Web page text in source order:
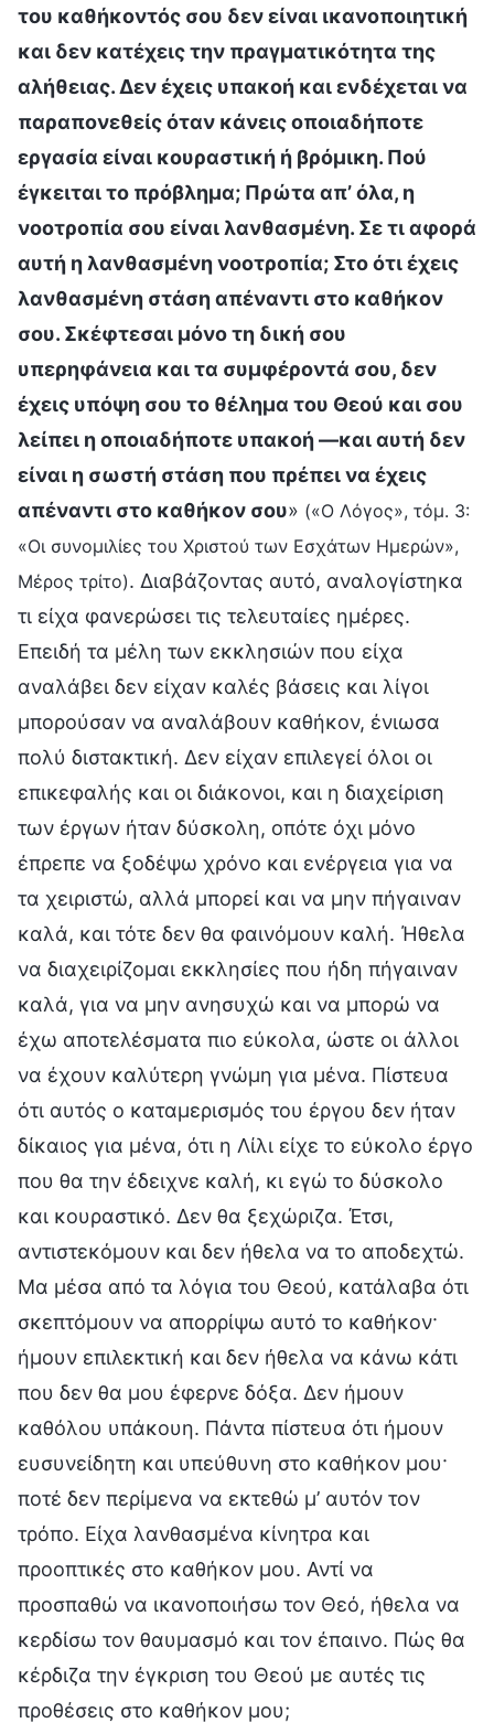
του καθήκοντός σου δεν είναι ικανοποιητική
και δεν κατέχεις την πραγματικότητα της
αλήθειας. Δεν έχεις υπακοή και ενδέχεται να
παραπονεθείς όταν κάνεις οποιαδήποτε
εργασία είναι κουραστική ή βρόμικη. Πού
έγκειται το πρόβλημα; Πρώτα απ’ όλα, η
νοοτροπία σου είναι λανθασμένη. Σε τι αφορά
αυτή η λανθασμένη νοοτροπία; Στο ότι έχεις
λανθασμένη στάση απέναντι στο καθήκον
σου. Σκέφτεσαι μόνο τη δική σου
υπερηφάνεια και τα συμφέροντά σου, δεν
έχεις υπόψη σου το θέλημα του Θεού και σου
λείπει η οποιαδήποτε υπακοή —και αυτή δεν
είναι η σωστή στάση που πρέπει να έχεις
απέναντι στο καθήκον σου» («Ο Λόγος», τόμ. 3:
«Οι συνομιλίες του Χριστού των Εσχάτων Ημερών»,
Μέρος τρίτο). Διαβάζοντας αυτό, αναλογίστηκα
τι είχα φανερώσει τις τελευταίες ημέρες.
Επειδή τα μέλη των εκκλησιών που είχα
αναλάβει δεν είχαν καλές βάσεις και λίγοι
μπορούσαν να αναλάβουν καθήκον, ένιωσα
πολύ διστακτική. Δεν είχαν επιλεγεί όλοι οι
επικεφαλής και οι διάκονοι, και η διαχείριση
των έργων ήταν δύσκολη, οπότε όχι μόνο
έπρεπε να ξοδέψω χρόνο και ενέργεια για να
τα χειριστώ, αλλά μπορεί και να μην πήγαιναν
καλά, και τότε δεν θα φαινόμουν καλή. Ήθελα
να διαχειρίζομαι εκκλησίες που ήδη πήγαιναν
καλά, για να μην ανησυχώ και να μπορώ να
έχω αποτελέσματα πιο εύκολα, ώστε οι άλλοι
να έχουν καλύτερη γνώμη για μένα. Πίστευα
ότι αυτός ο καταμερισμός του έργου δεν ήταν
δίκαιος για μένα, ότι η Λίλι είχε το εύκολο έργο
που θα την έδειχνε καλή, κι εγώ το δύσκολο
και κουραστικό. Δεν θα ξεχώριζα. Έτσι,
αντιστεκόμουν και δεν ήθελα να το αποδεχτώ.
Μα μέσα από τα λόγια του Θεού, κατάλαβα ότι
σκεπτόμουν να απορρίψω αυτό το καθήκον·
ήμουν επιλεκτική και δεν ήθελα να κάνω κάτι
που δεν θα μου έφερνε δόξα. Δεν ήμουν
καθόλου υπάκουη. Πάντα πίστευα ότι ήμουν
ευσυνείδητη και υπεύθυνη στο καθήκον μου·
ποτέ δεν περίμενα να εκτεθώ μ’ αυτόν τον
τρόπο. Είχα λανθασμένα κίνητρα και
προοπτικές στο καθήκον μου. Αντί να
προσπαθώ να ικανοποιήσω τον Θεό, ήθελα να
κερδίσω τον θαυμασμό και τον έπαινο. Πώς θα
κέρδιζα την έγκριση του Θεού με αυτές τις
προθέσεις στο καθήκον μου;